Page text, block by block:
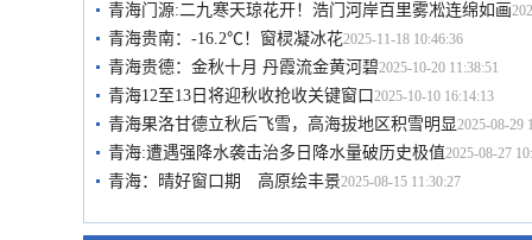
青海门源:二九寒天琼花开！浩门河岸百里雾凇连绵如画
青海贵南：-16.2℃！窗棂凝冰花2025-11-18 10:46:36
青海贵德：金秋十月 丹霞流金黄河碧2025-10-20 11:38:51
青海12至13日将迎秋收抢收关键窗口2025-10-10 16:14:13
青海果洛甘德立秋后飞雪，高海拔地区积雪明显2025-08-29
青海:遭遇强降水袭击治多日降水量破历史极值2025-08-27
青海：晴好窗口期 高原绘丰景2025-08-15 11:30:27